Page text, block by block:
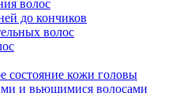
волос
до кончиков
волос
состояние кожи головы
и вьющимися волосами